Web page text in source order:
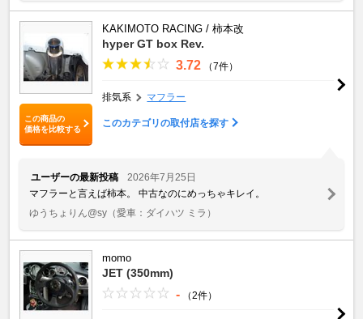
この商品の
価格を比較する
KAKIMOTO RACING / 柿本改
hyper GT box Rev.
3.72 （7件）
排気系 マフラー
このカテゴリの取付店を探す
ユーザーの最新投稿
2026年7月25日
マフラーと言えば柿本。 中古なのにめっちゃキレイ。
ゆうちょりん@sy （愛車：ダイハツ ミラ）
momo
JET (350mm)
- （2件）